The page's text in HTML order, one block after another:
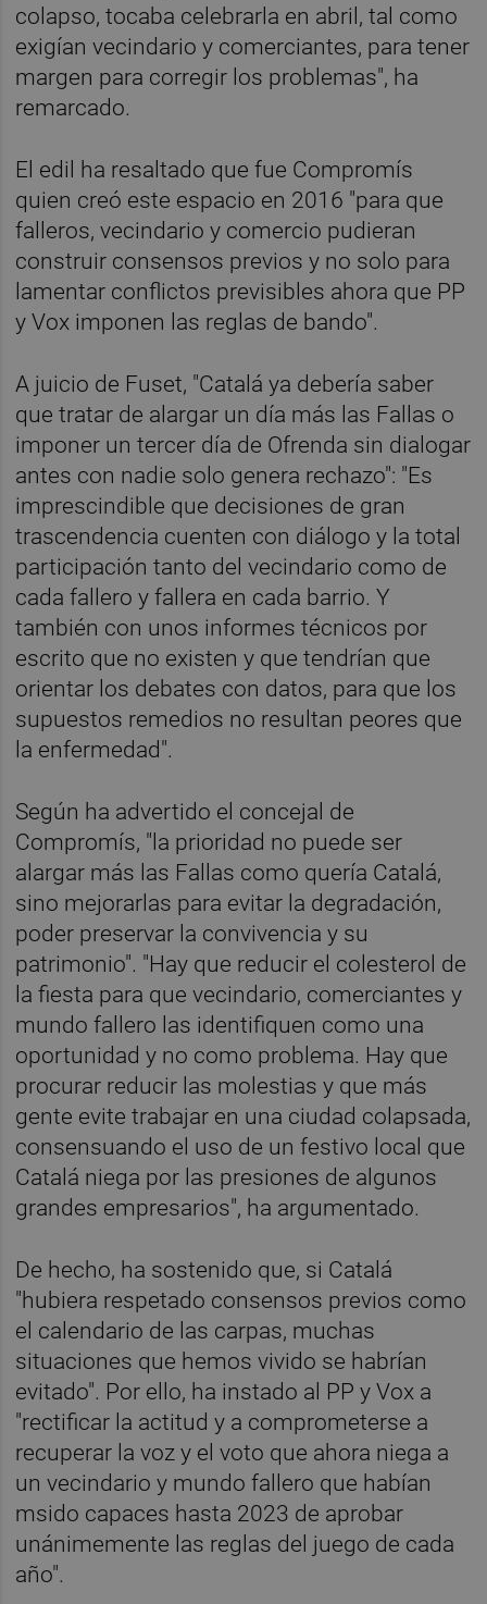
colapso, tocaba celebrarla en abril, tal como
exigían vecindario y comerciantes, para tener
margen para corregir los problemas", ha
remarcado.
El edil ha resaltado que fue Compromís
quien creó este espacio en 2016 "para que
falleros, vecindario y comercio pudieran
construir consensos previos y no solo para
lamentar conflictos previsibles ahora que PP
y Vox imponen las reglas de bando".
A juicio de Fuset, "Catalá ya debería saber
que tratar de alargar un día más las Fallas o
imponer un tercer día de Ofrenda sin dialogar
antes con nadie solo genera rechazo": "Es
imprescindible que decisiones de gran
trascendencia cuenten con diálogo y la total
participación tanto del vecindario como de
cada fallero y fallera en cada barrio. Y
también con unos informes técnicos por
escrito que no existen y que tendrían que
orientar los debates con datos, para que los
supuestos remedios no resultan peores que
la enfermedad".
Según ha advertido el concejal de
Compromís, "la prioridad no puede ser
alargar más las Fallas como quería Catalá,
sino mejorarlas para evitar la degradación,
poder preservar la convivencia y su
patrimonio". "Hay que reducir el colesterol de
la fiesta para que vecindario, comerciantes y
mundo fallero las identifiquen como una
oportunidad y no como problema. Hay que
procurar reducir las molestias y que más
gente evite trabajar en una ciudad colapsada,
consensuando el uso de un festivo local que
Catalá niega por las presiones de algunos
grandes empresarios", ha argumentado.
De hecho, ha sostenido que, si Catalá
"hubiera respetado consensos previos como
el calendario de las carpas, muchas
situaciones que hemos vivido se habrían
evitado". Por ello, ha instado al PP y Vox a
"rectificar la actitud y a comprometerse a
recuperar la voz y el voto que ahora niega a
un vecindario y mundo fallero que habían
msido capaces hasta 2023 de aprobar
unánimemente las reglas del juego de cada
año".